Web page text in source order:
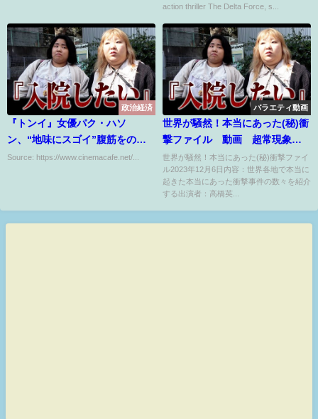
action thriller The Delta Force, s...
政治経済
『トンイ』女優パク・ハソ
ン、“地味にスゴイ”腹筋をのぞ
かせた！ミラノで撮られた写真
Source: https://www.cinemacafe.net/...
バラエティ動画
世界が騒然！本当にあった(秘)衝
撃ファイル 動画 超常現象＆
怪奇事件SP 12月6日
世界が騒然！本当にあった(秘)衝撃ファイ
ル2023年12月6日内容：世界各地で本当に
起きた本当にあった衝撃事件の数々を紹介
する出演者：高橋英...